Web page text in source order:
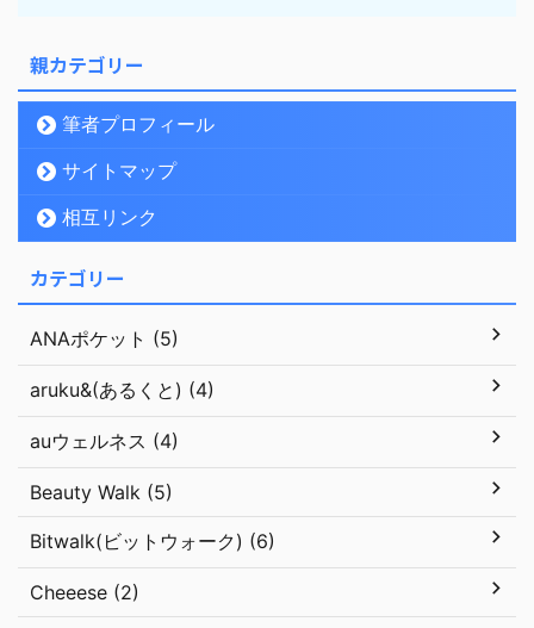
親カテゴリー
筆者プロフィール
サイトマップ
相互リンク
カテゴリー
ANAポケット (5)
aruku&(あるくと) (4)
auウェルネス (4)
Beauty Walk (5)
Bitwalk(ビットウォーク) (6)
Cheeese (2)